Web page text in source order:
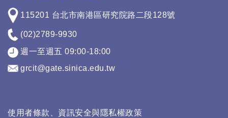
115201 台北市南港區研究院路二段128號
(02)2789-9930
週一至週五 09:00-18:00
grcit@gate.sinica.edu.tw
使用者條款、資訊安全與隱私權政策